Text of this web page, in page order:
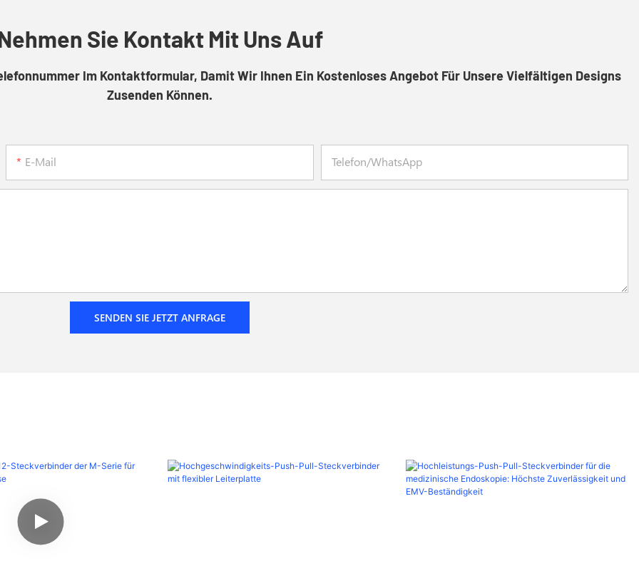
Sie Kontakt Mit Uns Auf
Im Kontaktformular, Damit Wir Ihnen Ein Kostenloses Angebot Für Unsere Vielfältigen Designs
Zusenden Können.
E-Mail Telefon/WhatsApp
SENDEN SIE JETZT ANFRAGE